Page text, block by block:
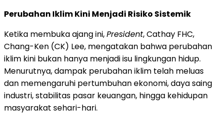
Perubahan Iklim Kini Menjadi Risiko Sistemik
Ketika membuka ajang ini,President, Cathay FHC,
Chang-Ken (CK) Lee, mengatakan bahwa perubahan
iklim kini bukan hanya menjadi isu lingkungan hidup.
Menurutnya, dampak perubahan iklim telah meluas
dan memengaruhi pertumbuhan ekonomi, daya saing
industri, stabilitas pasar keuangan, hingga kehidupan
masyarakat sehari-hari.